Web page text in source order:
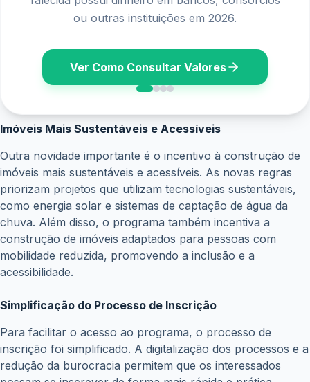
programa e buscar orientação de um profissional
especializado. Consulte as instituições financeiras
opções de financiamento disponíveis.
Novas Regras
As novas regras do Minha Casa Minha Vida representam
um avanço significativo para o programa, tornando o
sonho da casa própria mais acessível para um número
cada vez maior de brasileiros. Ao oferecer mais opções de
financiamento, imóveis mais sustentáveis e um processo
de inscrição mais simples, o programa contribui para a
melhoria da qualidade de vida da população e para o
desenvolvimento do setor da construção civil.
ANTERIOR PRÓXIMO
Posts relacionados